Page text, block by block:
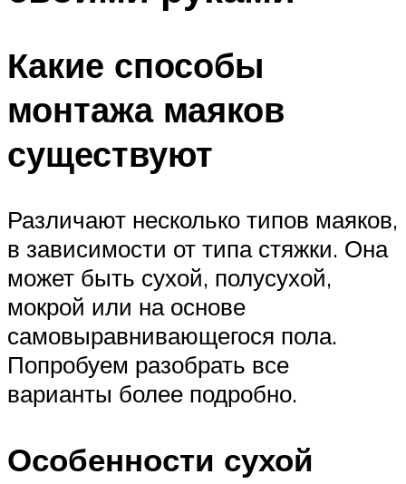
Какие способы
монтажа маяков
существуют
Различают несколько типов маяков,
в зависимости от типа стяжки. Она
может быть сухой, полусухой,
мокрой или на основе
самовыравнивающегося пола.
Попробуем разобрать все
варианты более подробно.
Особенности сухой